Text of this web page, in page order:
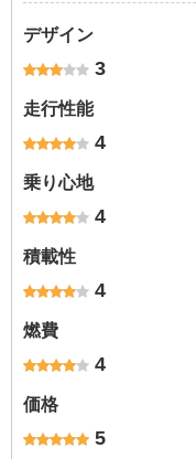
デザイン
3
走行性能
4
乗り心地
4
積載性
4
燃費
4
価格
5